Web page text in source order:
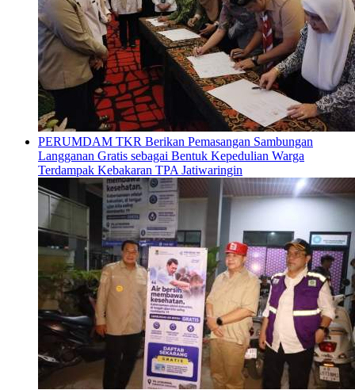
PERUMDAM TKR Berikan Pemasangan Sambungan
Langganan Gratis sebagai Bentuk Kepedulian Warga
Terdampak Kebakaran TPA Jatiwaringin